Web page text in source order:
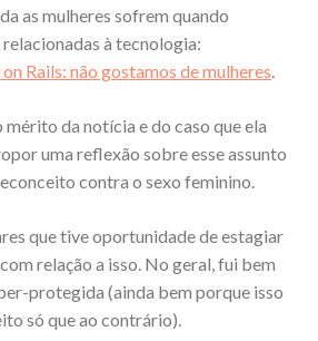
as mulheres sofrem quando
à tecnologia:
Rails: não gostamos de mulheres.
da notícia e do caso que ela
uma reflexão sobre esse assunto
contra o sexo feminino.
que tive oportunidade de estagiar
relação a isso. No geral, fui bem
protegida (ainda bem porque isso
só que ao contrário).